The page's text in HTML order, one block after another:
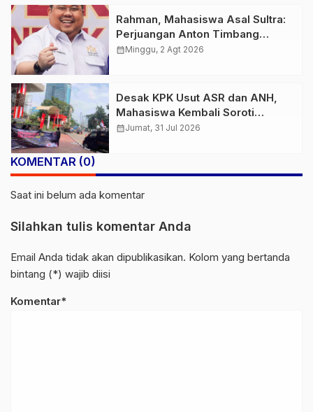
Rahman, Mahasiswa Asal Sultra:
Perjuangan Anton Timbang
Membawa Aspal Buton ke
calendar_monthMinggu, 2 Agt 2026
Desak KPK Usut ASR dan ANH,
Mahasiswa Kembali Soroti
LHKPN, PT TMS, dan Kapal ASR
calendar_monthJumat, 31 Jul 2026
KOMENTAR (0)
Saat ini belum ada komentar
Silahkan tulis komentar Anda
Email Anda tidak akan dipublikasikan. Kolom yang bertanda
bintang (*) wajib diisi
Komentar*